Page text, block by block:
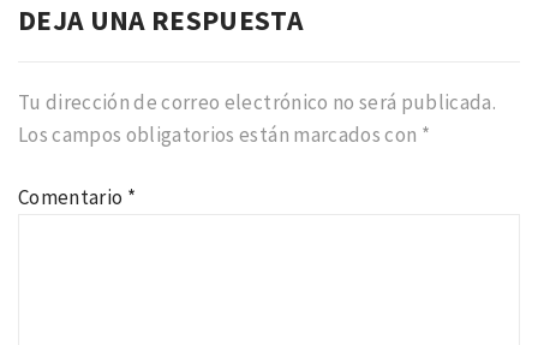
DEJA UNA RESPUESTA
Tu dirección de correo electrónico no será publicada.
Los campos obligatorios están marcados con *
Comentario *